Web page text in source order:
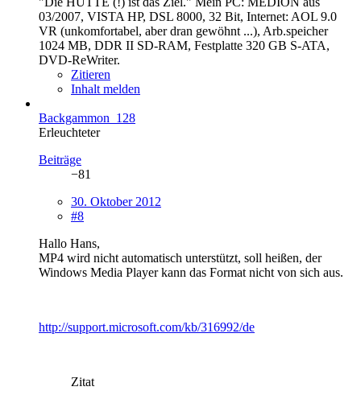
03/2007, VISTA HP, DSL 8000, 32 Bit, Internet: AOL 9.0
VR (unkomfortabel, aber dran gewöhnt ...), Arb.speicher
1024 MB, DDR II SD-RAM, Festplatte 320 GB S-ATA,
DVD-ReWriter.
Zitieren
Inhalt melden
Backgammon_128
Erleuchteter
Beiträge
−81
30. Oktober 2012
#8
Hallo Hans,
MP4 wird nicht automatisch unterstützt, soll heißen, der
Windows Media Player kann das Format nicht von sich aus.
http://support.microsoft.com/kb/316992/de
Zitat